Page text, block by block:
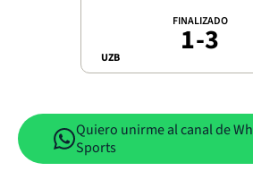
UZB
FINALIZADO
1-3
Quiero unirme al canal de
Sports